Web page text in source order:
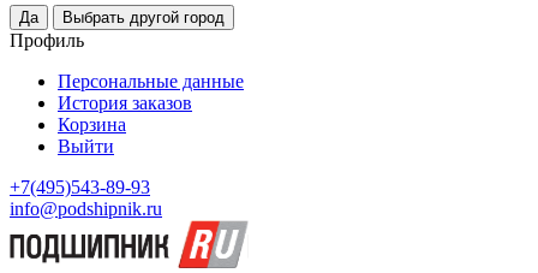
Профиль
Персональные данные
История заказов
Корзина
Выйти
+7(495)543-89-93
info@podshipnik.ru